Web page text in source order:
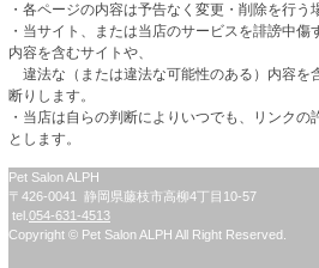
・各ページの内容は予告なく変更・削除を行う
・当サイト、または当店のサービスを誹謗中
内容を含むサイトや、
違法な（または違法な可能性のある）内容を
断りします。
・当店は自らの判断によりいつでも、リンク
とします。
Pet Salon ALPH
〒426-0041 静岡県藤枝市高柳4丁目10-57
tel. 054-631-4513
Copyright © Pet Salon ALPH All Right Reserved.